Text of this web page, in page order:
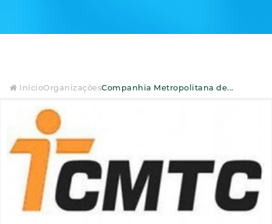
InícioOrganizaçõesCompanhia Metropolitana de...